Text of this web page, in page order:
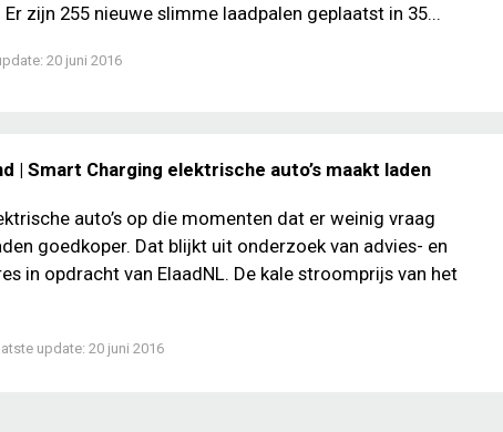
Er zijn 255 nieuwe slimme laadpalen geplaatst in 35...
20 juni 2016
| Smart Charging elektrische auto’s maakt laden
auto’s op die momenten dat er weinig vraag
goedkoper. Dat blijkt uit onderzoek van advies- en
in opdracht van ElaadNL. De kale stroomprijs van het
update: 20 juni 2016